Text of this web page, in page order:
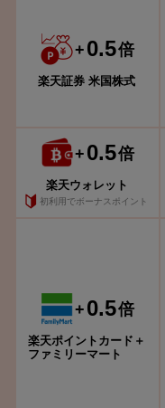
+ 0.5倍
楽天証券 米国株式
+ 0.5倍
楽天ウォレット
初利用でボーナスポイント
+ 0.5倍
楽天ポイントカード＋
ファミリーマート